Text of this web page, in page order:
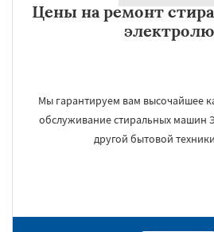
Цены на ремонт
Мы гарантируем вам высочайшее
обслуживание стиральных машин
другой бытовой